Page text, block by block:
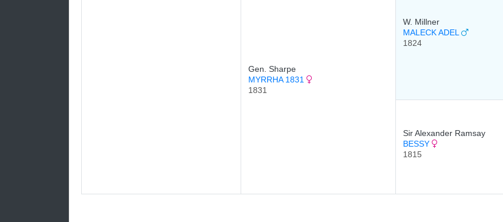
Gen. Sharpe
MYRRHA 1831
1831
W. Millner
MALECK ADEL
1824
Sir Alexander Ramsay
BESSY
1815